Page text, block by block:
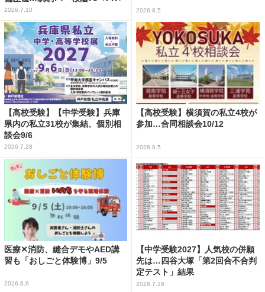
2026.7.10 2026.8.5
【高校受験】【中学受験】兵庫
県内の私立31校が集結、個別相
談会9/6
2026.7.28
【高校受験】横須賀の私立4校が
参加…合同相談会10/12
2026.8.5
医療✕消防、縫合デモやAED講
習も「おしごと体験博」9/5
2026.8.6
【中学受験2027】人気校の併願
先は…四谷大塚「第2回合不合判
定テスト」結果
2026.7.16